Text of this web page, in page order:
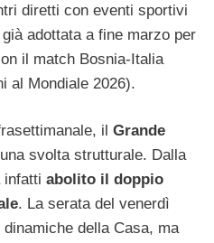
diretti con eventi sportivi
adottata a fine marzo per
il match Bosnia-Italia
al Mondiale 2026).
il Grande
svolta strutturale. Dalla
infatti abolito il doppio
. La serata del venerdì
della Casa, ma